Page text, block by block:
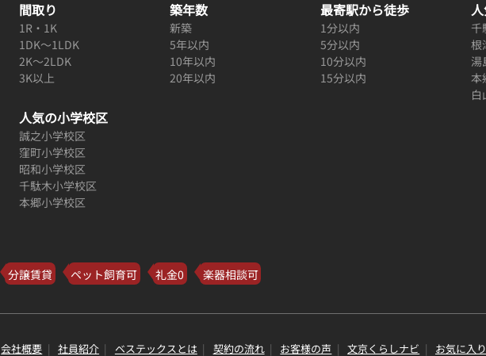
間取り
1R・1K
1DK～1LDK
2K～2LDK
3K以上
築年数
新築
5年以内
10年以内
20年以内
最寄駅から徒歩
1分以内
5分以内
10分以内
15分以内
千
根
湯
本
白
人気の小学校区
誠之小学校区
窪町小学校区
昭和小学校区
千駄木小学校区
本郷小学校区
分譲賃貸 ペット飼育可 礼金0 楽器相談可
会社概要 社員紹介 ベステックスとは 契約の流れ お客様の声 文京くらしナビ お気に入